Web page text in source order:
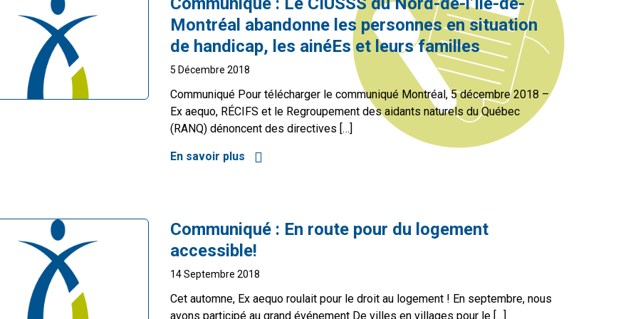
Montréal abandonne les personnes en situation
de handicap, les ainéEs et leurs familles
5 Décembre 2018
Communiqué Pour télécharger le communiqué Montréal, 5 décembre 2018 –
Ex aequo, RÉCIFS et le Regroupement des aidants naturels du Québec
(RANQ) dénoncent des directives […]
En savoir plusà propos de Le CIUSSS du Nord-de-l’Île-de-Montréal abandonne les
Communiqué : En route pour du logement
accessible!
14 Septembre 2018
Cet automne, Ex aequo roulait pour le droit au logement ! En septembre, nous
avons participé au grand événement De villes en villages pour le […]